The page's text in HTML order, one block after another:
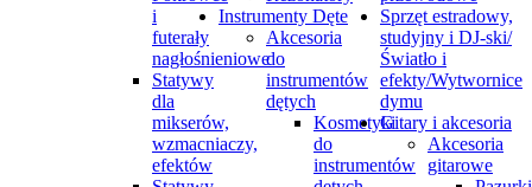
i
futerały
nagłośnieniowe
Statywy
dla
mikserów,
wzmacniaczy,
efektów
Instrumenty Dęte
Akcesoria
do
instrumentów
dętych
Kosmetyki
do
instrumentów
Sprzęt estradowy,
studyjny i DJ-ski/
Światło i
efekty/Wytwornice
dymu
Gitary i akcesoria
Akcesoria
gitarowe